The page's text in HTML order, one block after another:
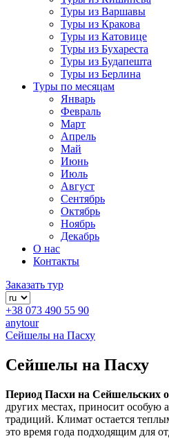
Туры из Варшавы
Туры из Кракова
Туры из Катовице
Туры из Бухареста
Туры из Будапешта
Туры из Берлина
Туры по месяцам
Январь
Февраль
Март
Апрель
Май
Июнь
Июль
Август
Сентябрь
Октябрь
Ноябрь
Декабрь
О нас
Контакты
Заказать тур
+38 073 490 55 90
anytour
Сейшелы на Пасху
Сейшелы на Пасху
Период Пасхи на Сейшельских
других местах, приносит особую
традиций. Климат остается
это время года подходящим для